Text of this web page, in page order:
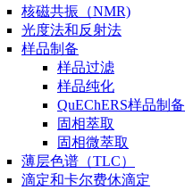
核磁共振（NMR)
光度法和反射法
样品制备
样品过滤
样品纯化
QuEChERS样品制备
固相萃取
固相微萃取
薄层色谱（TLC）
滴定和卡尔费休滴定